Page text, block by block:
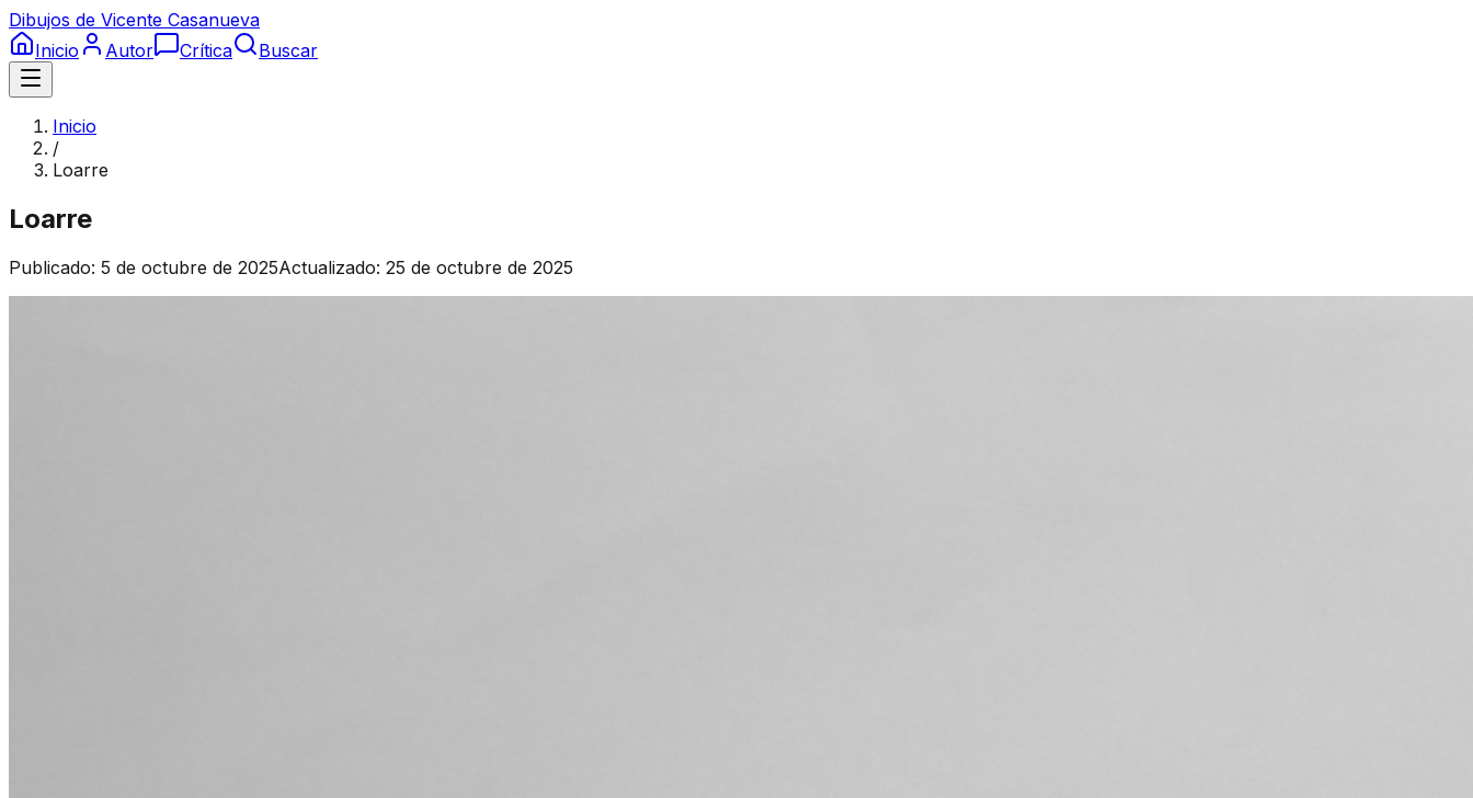
Dibujos de Vicente Casanueva
Inicio
Autor Crítica Buscar
Inicio
/
Loarre
Loarre
Publicado: 5 de octubre de 2025Actualizado: 25 de octubre de 2025